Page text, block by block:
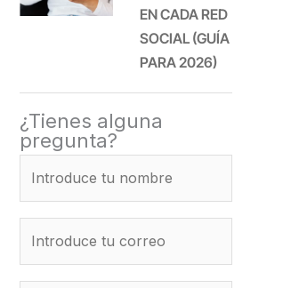
EN CADA RED
SOCIAL (GUÍA
PARA 2026)
¿Tienes alguna
pregunta?